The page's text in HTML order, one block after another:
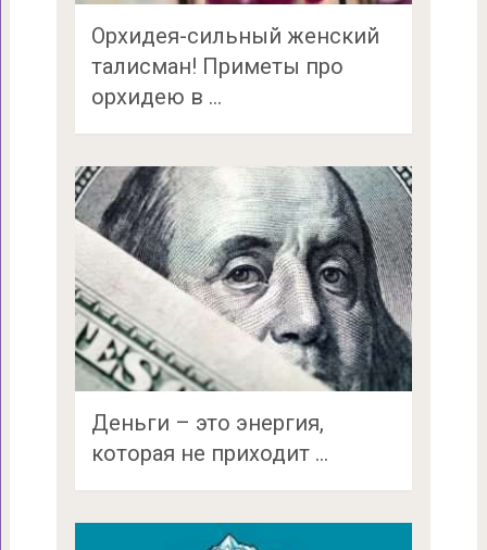
Орхидея-сильный женский
талисман! Приметы про
орхидею в …
Деньги – это энергия,
которая не приходит …